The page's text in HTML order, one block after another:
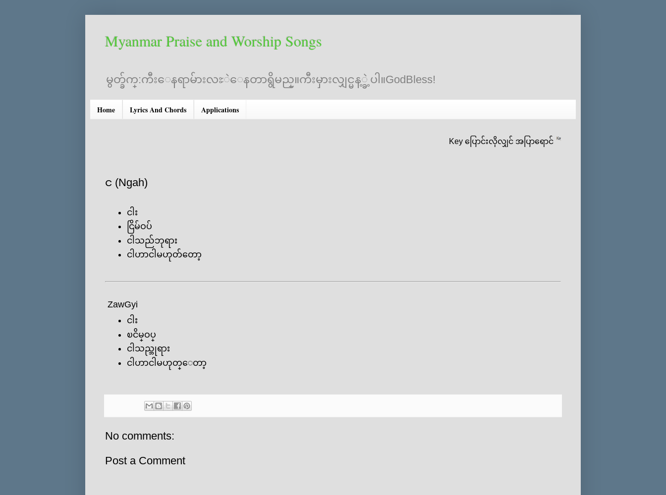
Myanmar Praise and Worship Songs
မွတ္ခ်က္:ကီးေနရာမ်ားလႊဲေနတာရွိမည္။ကီးမှားလျှင္မန့္ခဲ့ပါ။GodBless!
Home Lyrics And Chords Applications
Key ‌ပြောင်းလိုလျှင် အပြာရောင်
င (Ngah)
ငါး
ငြိမ်ဝပ်
ငါသည်ဘုရား
ငါဟာငါမဟုတ်တော့
ZawGyi
ငါး
ၿငိမ္ဝပ္
ငါသည္ဘုရား
ငါဟာငါမဟုတ္ေတာ့
No comments:
Post a Comment